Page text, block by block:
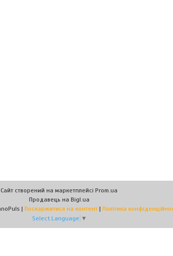
Сайт створений на маркетплейсі Prom.ua
Продавець на Bigl.ua
Інтернет-магазин TehnoPuls | Поскаржитися на контент | Політика
Select Language ▼